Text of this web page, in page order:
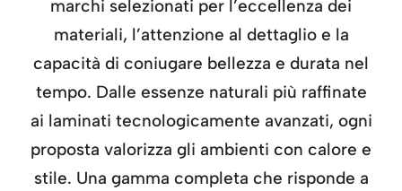
marchi selezionati per l’eccellenza dei
materiali, l’attenzione al dettaglio e la
capacità di coniugare bellezza e durata nel
tempo. Dalle essenze naturali più raffinate
ai laminati tecnologicamente avanzati, ogni
proposta valorizza gli ambienti con calore e
stile. Una gamma completa che risponde a